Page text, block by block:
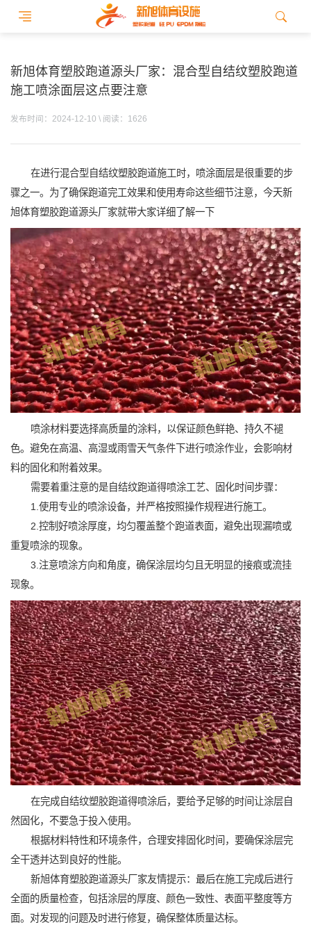
新旭体育塑胶跑道源头厂家：混合型自结纹塑胶跑道
施工喷涂面层这点要注意
发布时间：2024-12-10 \ 阅读：1626
在进行混合型自结纹塑胶跑道施工时，喷涂面层是很重要的步
骤之一。为了确保跑道完工效果和使用寿命这些细节注意，今天新
旭体育塑胶跑道源头厂家就带大家详细了解一下
喷涂材料要选择高质量的涂料，以保证颜色鲜艳、持久不褪
色。避免在高温、高湿或雨雪天气条件下进行喷涂作业，会影响材
料的固化和附着效果。
需要着重注意的是自结纹跑道得喷涂工艺、固化时间步骤：
1.使用专业的喷涂设备，并严格按照操作规程进行施工。
2.控制好喷涂厚度，均匀覆盖整个跑道表面，避免出现漏喷或
重复喷涂的现象。
3.注意喷涂方向和角度，确保涂层均匀且无明显的接痕或流挂
现象。
在完成自结纹塑胶跑道得喷涂后，要给予足够的时间让涂层自
然固化，不要急于投入使用。
根据材料特性和环境条件，合理安排固化时间，要确保涂层完
全干透并达到良好的性能。
新旭体育塑胶跑道源头厂家友情提示：最后在施工完成后进行
全面的质量检查，包括涂层的厚度、颜色一致性、表面平整度等方
面。对发现的问题及时进行修复，确保整体质量达标。